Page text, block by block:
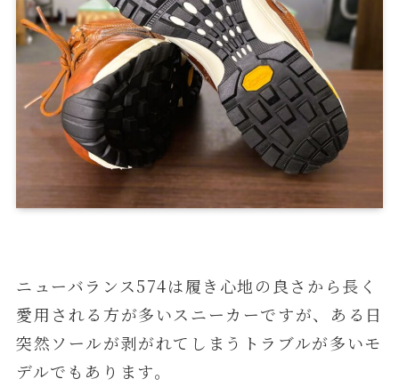
ニューバランス574は履き心地の良さから長く
愛用される方が多いスニーカーですが、ある日
突然ソールが剥がれてしまうトラブルが多いモ
デルでもあります。